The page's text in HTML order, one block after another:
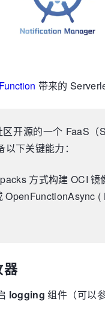
带来的
开源的一个 FaaS
下关键能力：
方式构建 OCI 镜
OpenFunctionAsync
logging 组件（可以